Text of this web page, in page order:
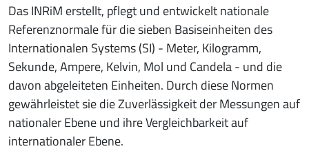
Das INRiM erstellt, pflegt und entwickelt nationale
Referenznormale für die sieben Basiseinheiten des
Internationalen Systems (SI) - Meter, Kilogramm,
Sekunde, Ampere, Kelvin, Mol und Candela - und die
davon abgeleiteten Einheiten. Durch diese Normen
gewährleistet sie die Zuverlässigkeit der Messungen auf
nationaler Ebene und ihre Vergleichbarkeit auf
internationaler Ebene.